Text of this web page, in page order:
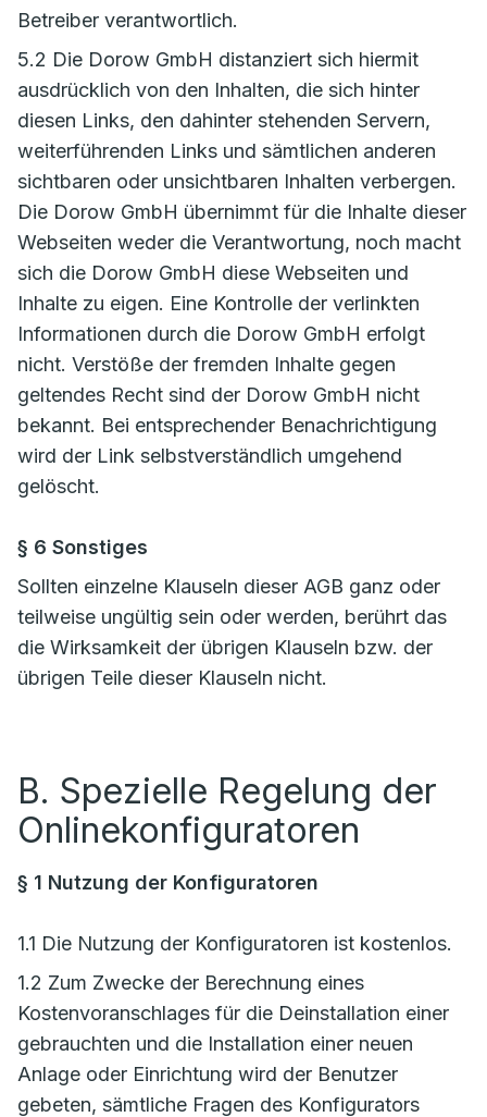
Betreiber verantwortlich.
5.2 Die Dorow GmbH distanziert sich hiermit
ausdrücklich von den Inhalten, die sich hinter
diesen Links, den dahinter stehenden Servern,
weiterführenden Links und sämtlichen anderen
sichtbaren oder unsichtbaren Inhalten verbergen.
Die Dorow GmbH übernimmt für die Inhalte dieser
Webseiten weder die Verantwortung, noch macht
sich die Dorow GmbH diese Webseiten und
Inhalte zu eigen. Eine Kontrolle der verlinkten
Informationen durch die Dorow GmbH erfolgt
nicht. Verstöße der fremden Inhalte gegen
geltendes Recht sind der Dorow GmbH nicht
bekannt. Bei entsprechender Benachrichtigung
wird der Link selbstverständlich umgehend
gelöscht.
§ 6 Sonstiges
Sollten einzelne Klauseln dieser AGB ganz oder
teilweise ungültig sein oder werden, berührt das
die Wirksamkeit der übrigen Klauseln bzw. der
übrigen Teile dieser Klauseln nicht.
B. Spezielle Regelung der
Onlinekonfiguratoren
§ 1 Nutzung der Konfiguratoren
1.1 Die Nutzung der Konfiguratoren ist kostenlos.
1.2 Zum Zwecke der Berechnung eines
Kostenvoranschlages für die Deinstallation einer
gebrauchten und die Installation einer neuen
Anlage oder Einrichtung wird der Benutzer
gebeten, sämtliche Fragen des Konfigurators